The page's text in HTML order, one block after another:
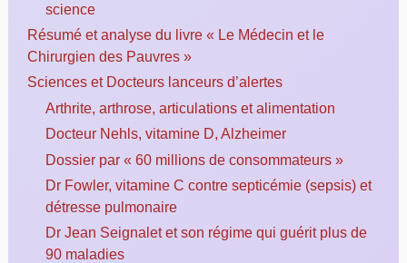
science
Résumé et analyse du livre « Le Médecin et le
Chirurgien des Pauvres »
Sciences et Docteurs lanceurs d’alertes
Arthrite, arthrose, articulations et alimentation
Docteur Nehls, vitamine D, Alzheimer
Dossier par « 60 millions de consommateurs »
Dr Fowler, vitamine C contre septicémie (sepsis) et
détresse pulmonaire
Dr Jean Seignalet et son régime qui guérit plus de
90 maladies